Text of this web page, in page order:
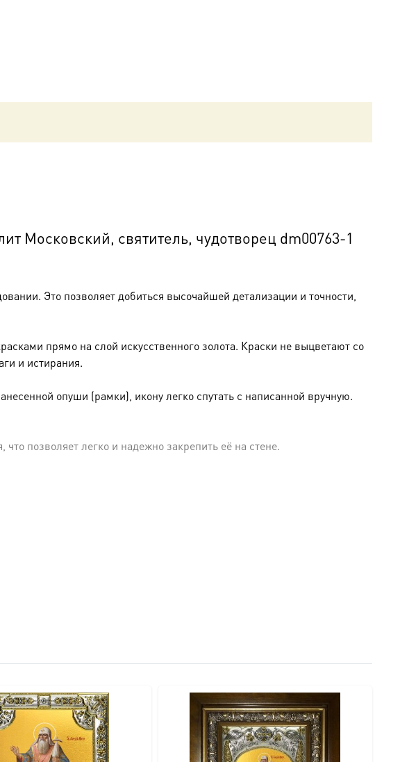
Московский, святитель, чудотворец dm00763-1
Это позволяет добиться высочайшей детализации и точности,
прямо на слой искусственного золота. Краски не выцветают со
и истирания.
опуши (рамки), икону легко спутать с написанной вручную.
позволяет легко и надежно закрепить её на стене.